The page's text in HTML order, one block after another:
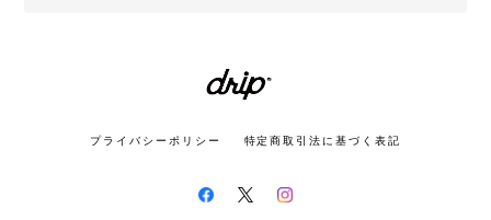
プライバシーポリシー 特定商取引法に基づく表記